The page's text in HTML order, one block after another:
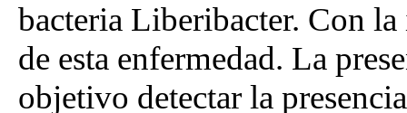
bacteria Liberibacter. Con
de esta enfermedad. La
objetivo detectar la